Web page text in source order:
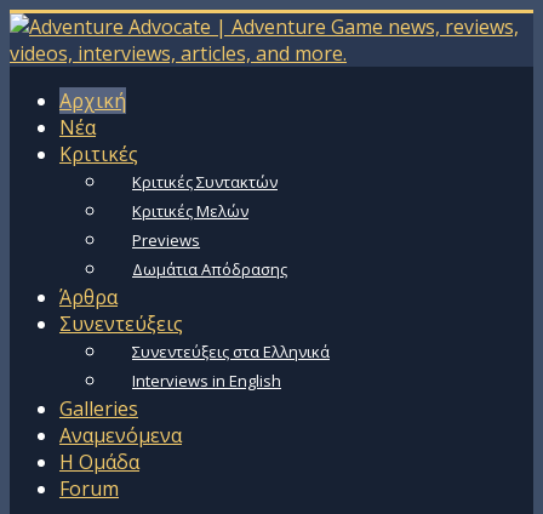
Αρχική
Νέα
Κριτικές
Κριτικές Συντακτών
Κριτικές Μελών
Previews
Δωμάτια Απόδρασης
Άρθρα
Συνεντεύξεις
Συνεντεύξεις στα Ελληνικά
Interviews in English
Galleries
Αναμενόμενα
Η Ομάδα
Forum